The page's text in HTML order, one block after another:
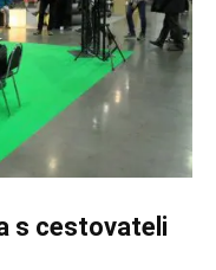
s cestovateli